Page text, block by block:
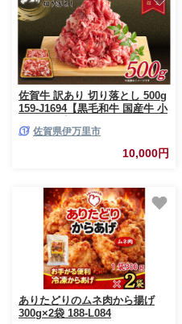
佐賀牛 訳あり 切り落とし 500g
159-J1694【黒毛和牛 国産牛 小
しゃぶ 牛丼 肉じゃが カレー 炒
佐賀県伊万里市
10,000円
ありたどりのムネ肉から揚げ
300g×2袋 188-L084